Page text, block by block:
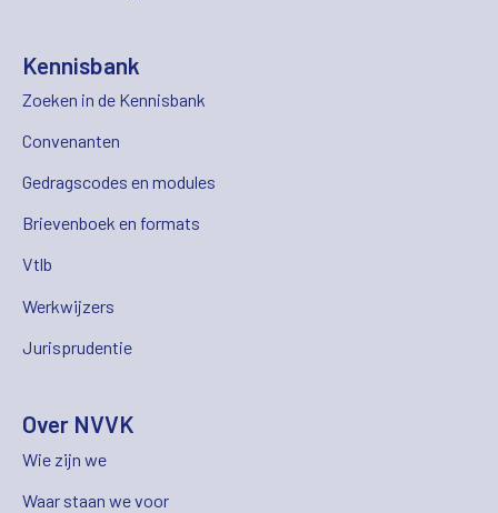
Kennisbank
Zoeken in de Kennisbank
Convenanten
Gedragscodes en modules
Brievenboek en formats
Vtlb
Werkwijzers
Jurisprudentie
Over NVVK
Wie zijn we
Waar staan we voor